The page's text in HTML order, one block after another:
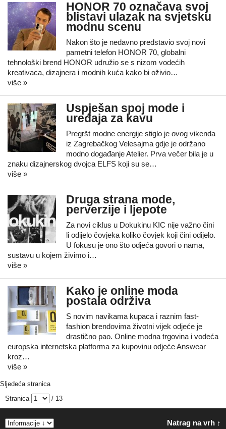
HONOR 70 označava svoj
blistavi ulazak na svjetsku
modnu scenu
Nakon što je nedavno predstavio svoj novi
pametni telefon HONOR 70, globalni
tehnološki brend HONOR udružio se s nizom vodećih
kreativaca, dizajnera i modnih kuća kako bi oživio…
više »
Uspješan spoj mode i
uređaja za kavu
Pregršt modne energije stiglo je ovog vikenda
iz Zagrebačkog Velesajma gdje je održano
modno događanje Atelier. Prva večer bila je u
znaku dizajnerskog dvojca ELFS koji su se…
više »
Druga strana mode,
perverzije i ljepote
Za novi ciklus u Dokukinu KIC nije važno čini
li odijelo čovjeka koliko čovjek koji čini odijelo.
U fokusu je ono što odjeća govori o nama,
sustavu u kojem živimo i…
više »
Kako je online moda
postala održiva
S novim navikama kupaca i raznim fast-
fashion brendovima životni vijek odjeće je
drastično pao. Online modna trgovina i vodeća
europska internetska platforma za kupovinu odjeće Answear
kroz…
više »
Sljedeća stranica
Stranica
/ 13
Natrag na vrh ↑